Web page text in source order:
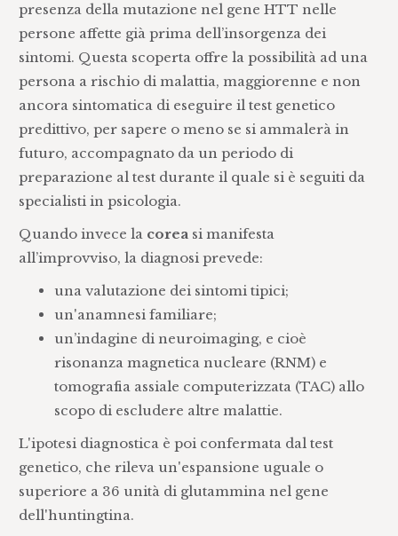
presenza della mutazione nel gene HTT nelle
persone affette già prima dell’insorgenza dei
sintomi. Questa scoperta offre la possibilità ad una
persona a rischio di malattia, maggiorenne e non
ancora sintomatica di eseguire il test genetico
predittivo, per sapere o meno se si ammalerà in
futuro, accompagnato da un periodo di
preparazione al test durante il quale si è seguiti da
specialisti in psicologia.
Quando invece la corea si manifesta
all’improvviso, la diagnosi prevede:
una valutazione dei sintomi tipici;
un'anamnesi familiare;
un’indagine di neuroimaging, e cioè
risonanza magnetica nucleare (RNM) e
tomografia assiale computerizzata (TAC) allo
scopo di escludere altre malattie.
L'ipotesi diagnostica è poi confermata dal test
genetico, che rileva un'espansione uguale o
superiore a 36 unità di glutammina nel gene
dell'huntingtina.